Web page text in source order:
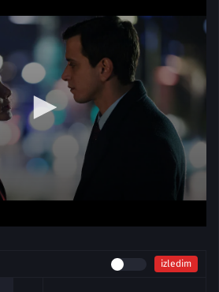
izledim